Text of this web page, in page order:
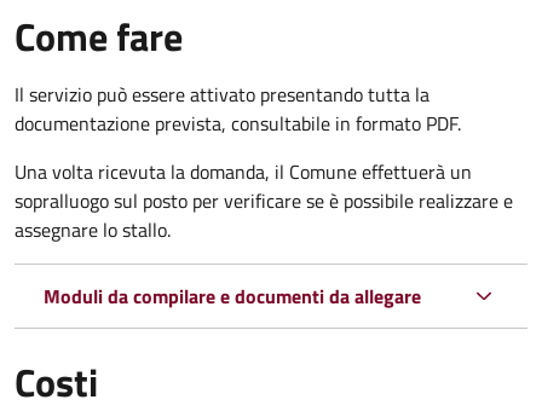
Come fare
Il servizio può essere attivato presentando tutta la
documentazione prevista, consultabile in formato PDF.
Una volta ricevuta la domanda, il Comune effettuerà un
sopralluogo sul posto per verificare se è possibile realizzare e
assegnare lo stallo.
Moduli da compilare e documenti da allegare
Costi